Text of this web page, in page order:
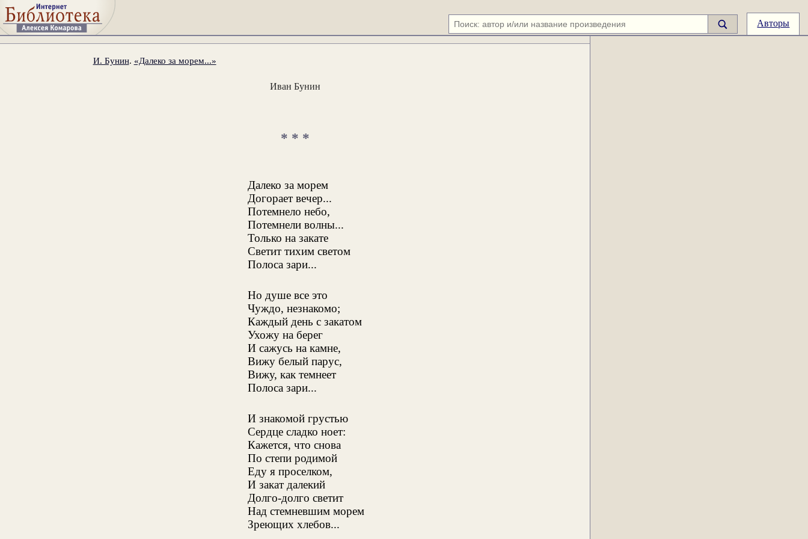
Авторы
И. Бунин. «Далеко за морем...»
Иван Бунин
* * *
Далеко за морем
Догорает вечер...
Потемнело небо,
Потемнели волны...
Только на закате
Светит тихим светом
Полоса зари...
Но душе все это
Чуждо, незнакомо;
Каждый день с закатом
Ухожу на берег
И сажусь на камне,
Вижу белый парус,
Вижу, как темнеет
Полоса зари...
И знакомой грустью
Сердце сладко ноет:
Кажется, что снова
По степи родимой
Еду я проселком,
И закат далекий
Долго-долго светит
Над стемневшим морем
Зреющих хлебов...